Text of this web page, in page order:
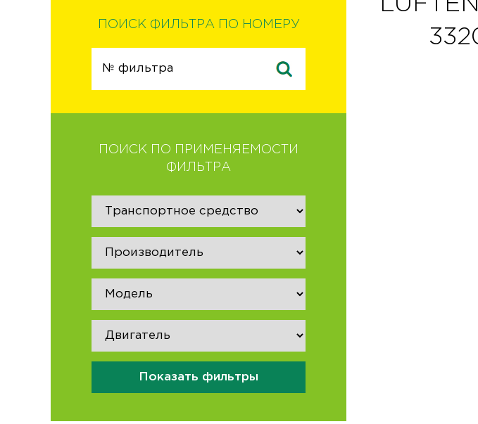
ПОИСК ФИЛЬТРА ПО НОМЕРУ
ПОИСК ПО ПРИМЕНЯЕМОСТИ
ФИЛЬТРА
Показать фильтры